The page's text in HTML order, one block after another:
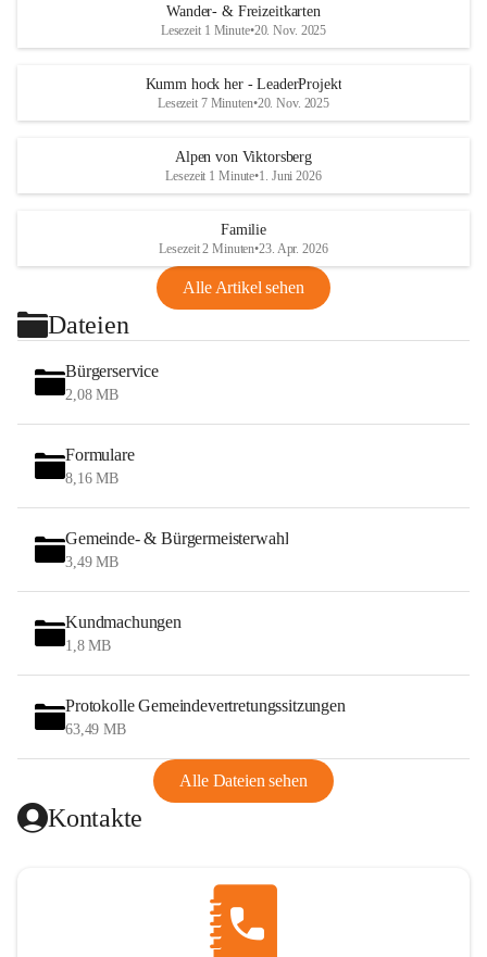
Wander- & Freizeitkarten
Lesezeit 1 Minute•20. Nov. 2025
Kumm hock her - LeaderProjekt
Lesezeit 7 Minuten•20. Nov. 2025
Alpen von Viktorsberg
Lesezeit 1 Minute•1. Juni 2026
Familie
Lesezeit 2 Minuten•23. Apr. 2026
Alle Artikel sehen
Dateien
Bürgerservice
2,08 MB
Formulare
8,16 MB
Gemeinde- & Bürgermeisterwahl
3,49 MB
Kundmachungen
1,8 MB
Protokolle Gemeindevertretungssitzungen
63,49 MB
Alle Dateien sehen
Kontakte